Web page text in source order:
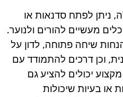
ניתן לפתח סדנאות או
מעשיים להורים ולנוער.
שיחה פתוחה, לדון על
וכן דרכים להתמודד עם
יכולים להציע גם
או בעיות שיכולות